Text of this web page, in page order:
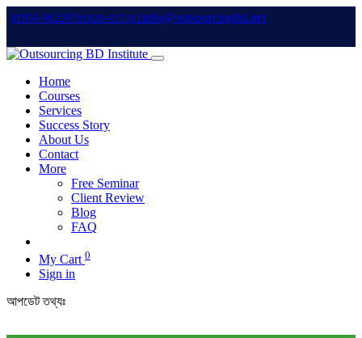
01950-96220701828-015102info@outsourcingbd.net
Home
Courses
Services
Success Story
About Us
Contact
More
Free Seminar
Client Review
Blog
FAQ
My Cart 0
Sign in
আপডেট তথ্যঃ